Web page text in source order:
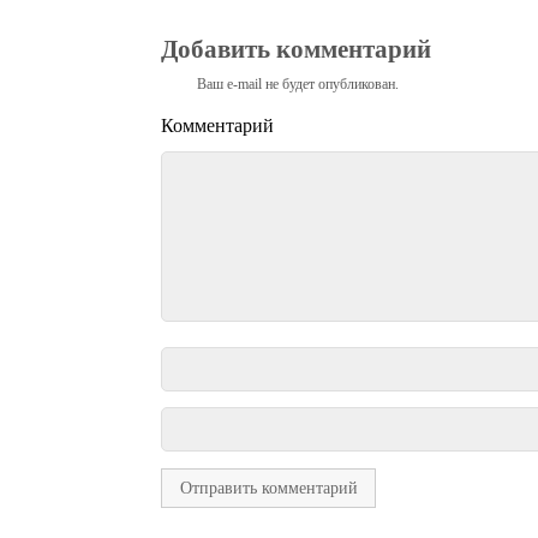
Добавить комментарий
Ваш e-mail не будет опубликован.
Комментарий